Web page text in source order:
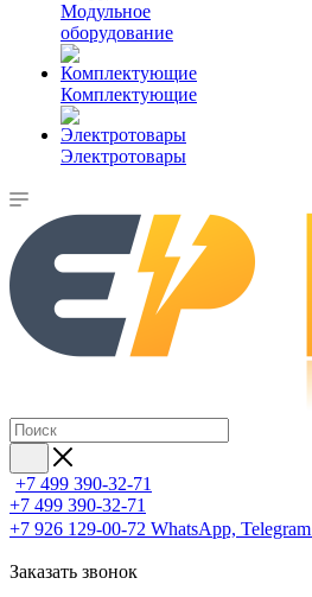
Модульное
оборудование
Комплектующие
Электротовары
+7 499 390-32-71
+7 499 390-32-71
+7 926 129-00-72 WhatsApp, Telegram
Заказать звонок